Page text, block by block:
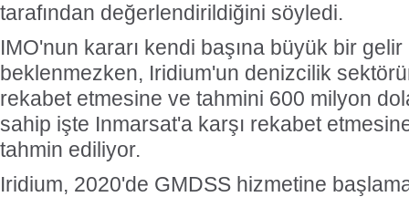
tarafından değerlendirildiğini söyledi.
IMO'nun kararı kendi başına büyük bir gelir
beklenmezken, Iridium'un denizcilik
rekabet etmesine ve tahmini 600 milyon
sahip işte Inmarsat'a karşı rekabet
tahmin ediliyor.
Iridium, 2020'de GMDSS hizmetine